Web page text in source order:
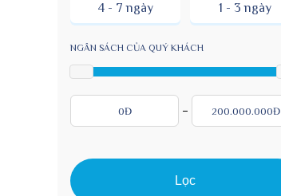
4 - 7 ngày 1 - 3 ngày
NGÂN SÁCH CỦA QUÝ KHÁCH
0Đ 200.000.000Đ
Lọc